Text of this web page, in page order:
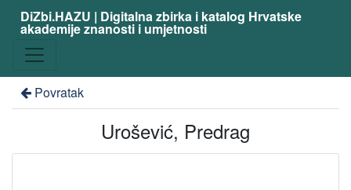
DiZbi.HAZU | Digitalna zbirka i katalog Hrvatske
akademije znanosti i umjetnosti
Povratak
Urošević, Predrag